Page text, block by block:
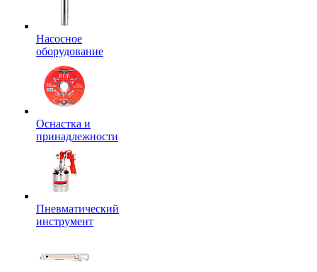
Насосное
оборудование
Оснастка и
принадлежности
Пневматический
инструмент